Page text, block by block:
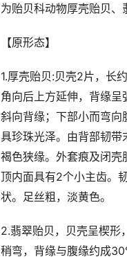
为贻贝科动物厚壳贻贝、
【原形态】
1.厚壳贻贝:贝壳2片，长
角向后上方延伸，背缘
斜向背缘；下部小而弯向
具珍珠光泽。由背部韧
褐色狭缘。外套痕及闭
顶内面具有2个小主齿。
状。足丝粗，淡黄色。
2.翡翠贻贝，贝壳呈楔
稍弯，背缘与腹缘约成